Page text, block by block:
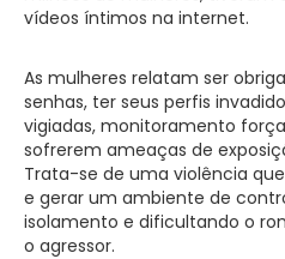
vídeos íntimos na internet.
As mulheres relatam ser
senhas, ter seus perfis
vigiadas, monitoramento
sofrerem ameaças de
Trata-se de uma violência
e gerar um ambiente de
isolamento e dificultando o
o agressor.